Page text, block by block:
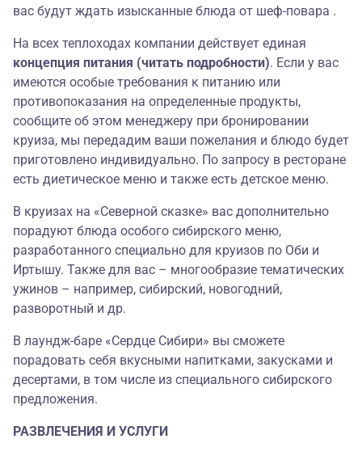
вас будут ждать изысканные блюда от шеф-повара .
На всех теплоходах компании действует единая
концепция питания (читать подробности). Если у вас
имеются особые требования к питанию или
противопоказания на определенные продукты,
сообщите об этом менеджеру при бронировании
круиза, мы передадим ваши пожелания и блюдо будет
приготовлено индивидуально. По запросу в ресторане
есть диетическое меню и также есть детское меню.
В круизах на «Северной сказке» вас дополнительно
порадуют блюда особого сибирского меню,
разработанного специально для круизов по Оби и
Иртышу. Также для вас – многообразие тематических
ужинов – например, сибирский, новогодний,
разворотный и др.
В лаундж-баре «Сердце Сибири» вы сможете
порадовать себя вкусными напитками, закусками и
десертами, в том числе из специального сибирского
предложения.
РАЗВЛЕЧЕНИЯ И УСЛУГИ